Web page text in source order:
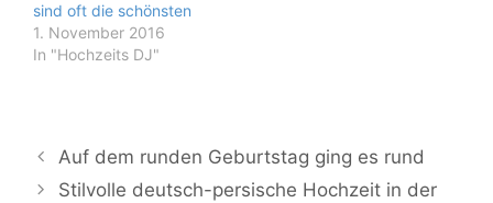
sind oft die schönsten
1. November 2016
In "Hochzeits DJ"
Auf dem runden Geburtstag ging es rund
Stilvolle deutsch-persische Hochzeit in der